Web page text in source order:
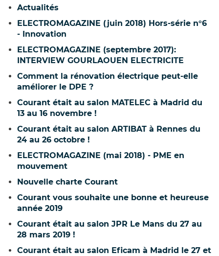
Actualités
ELECTROMAGAZINE (juin 2018) Hors-série n°6
- Innovation
ELECTROMAGAZINE (septembre 2017):
INTERVIEW GOURLAOUEN ELECTRICITE
Comment la rénovation électrique peut-elle
améliorer le DPE ?
Courant était au salon MATELEC à Madrid du
13 au 16 novembre !
Courant était au salon ARTIBAT à Rennes du
24 au 26 octobre !
ELECTROMAGAZINE (mai 2018) - PME en
mouvement
Nouvelle charte Courant
Courant vous souhaite une bonne et heureuse
année 2019
Courant était au salon JPR Le Mans du 27 au
28 mars 2019 !
Courant était au salon Eficam à Madrid le 27 et